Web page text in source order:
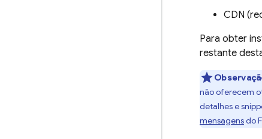
CDN
Para obter
restante
não oferecem
detalhes e
mensagensdo